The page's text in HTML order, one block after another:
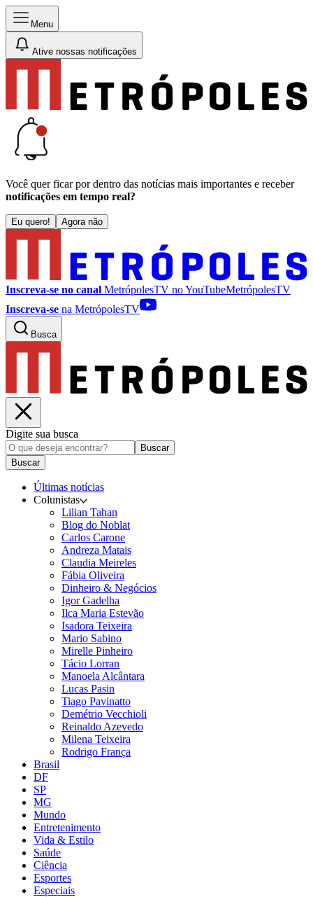
Menu
Ative nossas notificações
Você quer ficar por dentro das notícias mais importantes e receber
notificações em tempo real?
Eu quero! Agora não
Inscreva-se no canal MetrópolesTV noYouTubeMetrópolesTV
Inscreva-se na MetrópolesTV
Busca
Digite sua busca
Buscar
Buscar
Últimas notícias
Colunistas
Lilian Tahan
Blog do Noblat
Carlos Carone
Andreza Matais
Claudia Meireles
Fábia Oliveira
Dinheiro & Negócios
Igor Gadelha
Ilca Maria Estevão
Isadora Teixeira
Mario Sabino
Mirelle Pinheiro
Tácio Lorran
Manoela Alcântara
Lucas Pasin
Tiago Pavinatto
Demétrio Vecchioli
Reinaldo Azevedo
Milena Teixeira
Rodrigo França
Brasil
DF
SP
MG
Mundo
Entretenimento
Vida & Estilo
Saúde
Ciência
Esportes
Especiais